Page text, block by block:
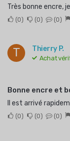
Très bonne encre,
0 0 0
T Thierry P.
Achat
Bonne encre et
Il est arrivé
0 0 0